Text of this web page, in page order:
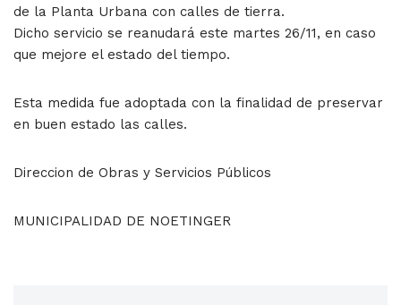
de la Planta Urbana con calles de tierra.
Dicho servicio se reanudará este martes 26/11, en caso
que mejore el estado del tiempo.
Esta medida fue adoptada con la finalidad de preservar
en buen estado las calles.
Direccion de Obras y Servicios Públicos
MUNICIPALIDAD DE NOETINGER